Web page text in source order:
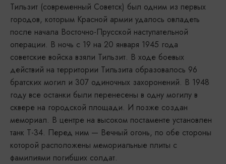
Тильзит (современный Советск) был одним из первых
городов, которым Красной армии удалось овладеть
после начала Восточно-Прусской наступательной
операции. В ночь с 19 на 20 января 1945 года
советские войска взяли Тильзит. В ходе боевых
действий на территории Тильзита образовалось 96
братских могил и 307 одиночных захоронений. В 1948
году все останки были перенесены в одну могилу в
сквере на городской площади. И позже создан
мемориал. В центре на высоком постаменте установлен
танк Т-34. Перед ним — Вечный огонь, по обе стороны
которой расположены мемориальные плиты с
фамилиями погибших солдат.